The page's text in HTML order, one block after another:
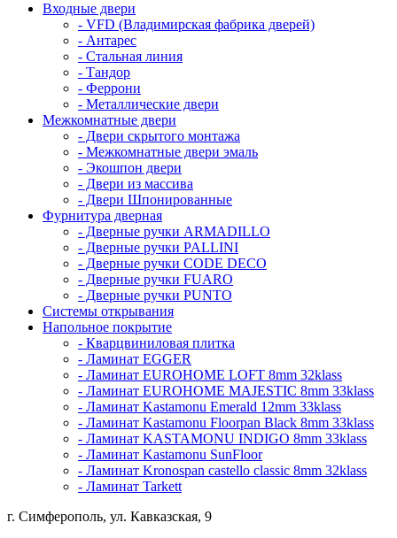
Входные двери
- VFD (Владимирская фабрика дверей)
- Антарес
- Стальная линия
- Тандор
- Феррони
- Металлические двери
Межкомнатные двери
- Двери скрытого монтажа
- Межкомнатные двери эмаль
- Экошпон двери
- Двери из массива
- Двери Шпонированные
Фурнитура дверная
- Дверные ручки ARMADILLO
- Дверные ручки PALLINI
- Дверные ручки CODE DECO
- Дверные ручки FUARO
- Дверные ручки PUNTO
Системы открывания
Напольное покрытие
- Кварцвиниловая плитка
- Ламинат EGGER
- Ламинат EUROHOME LOFT 8mm 32klass
- Ламинат EUROHOME MAJESTIC 8mm 33klass
- Ламинат Kastamonu Emerald 12mm 33klass
- Ламинат Kastamonu Floorpan Black 8mm 33klass
- Ламинат KASTAMONU INDIGO 8mm 33klass
- Ламинат Kastamonu SunFloor
- Ламинат Kronospan castello classic 8mm 32klass
- Ламинат Tarkett
г. Симферополь, ул. Кавказская, 9